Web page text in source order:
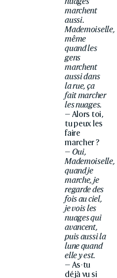
marchent
aussi.
Mademoiselle,
même
quand les
gens
marchent
aussi dans
la rue, ça
fait marcher
les nuages.
— Alors toi,
tu peux les
faire
marcher ?
— Oui,
Mademoiselle,
quand je
marche, je
regarde des
fois au ciel,
je vois les
nuages qui
avancent,
puis aussi la
lune quand
elle y est.
— As-tu
déjà vu si